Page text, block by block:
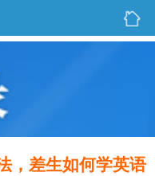
，差生如何学英语